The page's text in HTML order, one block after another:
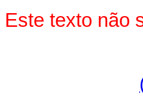
Este texto não